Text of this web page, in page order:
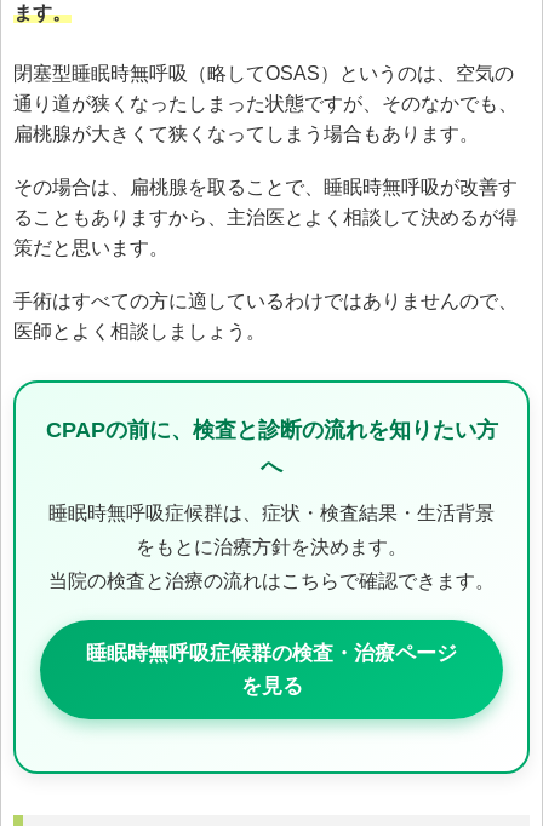
ます。
閉塞型睡眠時無呼吸（略してOSAS）というのは、空気の
通り道が狭くなったしまった状態ですが、そのなかでも、
扁桃腺が大きくて狭くなってしまう場合もあります。
その場合は、扁桃腺を取ることで、睡眠時無呼吸が改善す
ることもありますから、主治医とよく相談して決めるが得
策だと思います。
手術はすべての方に適しているわけではありませんので、
医師とよく相談しましょう。
CPAPの前に、検査と診断の流れを知りたい方
へ
睡眠時無呼吸症候群は、症状・検査結果・生活背景
をもとに治療方針を決めます。
当院の検査と治療の流れはこちらで確認できます。
睡眠時無呼吸症候群の検査・治療ページ
を見る